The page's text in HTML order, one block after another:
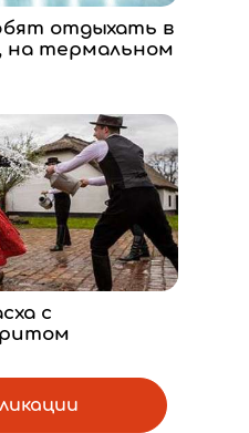
отдыхать в
на термальном
с